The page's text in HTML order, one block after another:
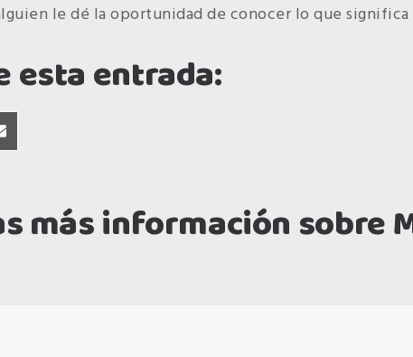
le dé la oportunidad de conocer lo que
esta entrada:
más información sobre